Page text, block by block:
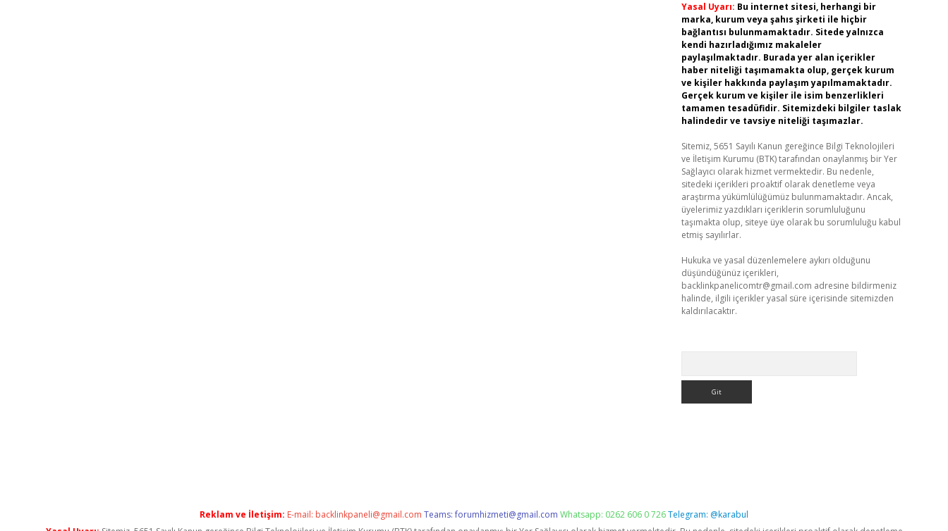
Yasal Uyarı: Bu internet sitesi, herhangi bir
marka, kurum veya şahıs şirketi ile hiçbir
bağlantısı bulunmamaktadır. Sitede yalnızca
kendi hazırladığımız makaleler
paylaşılmaktadır. Burada yer alan içerikler
haber niteliği taşımamakta olup, gerçek kurum
ve kişiler hakkında paylaşım yapılmamaktadır.
Gerçek kurum ve kişiler ile isim benzerlikleri
tamamen tesadüfidir. Sitemizdeki bilgiler taslak
halindedir ve tavsiye niteliği taşımazlar.
Sitemiz, 5651 Sayılı Kanun gereğince Bilgi Teknolojileri
ve İletişim Kurumu (BTK) tarafından onaylanmış bir Yer
Sağlayıcı olarak hizmet vermektedir. Bu nedenle,
sitedeki içerikleri proaktif olarak denetleme veya
araştırma yükümlülüğümüz bulunmamaktadır. Ancak,
üyelerimiz yazdıkları içeriklerin sorumluluğunu
taşımakta olup, siteye üye olarak bu sorumluluğu kabul
etmiş sayılırlar.
Hukuka ve yasal düzenlemelere aykırı olduğunu
düşündüğünüz içerikleri,
backlinkpanelicomtr@gmail.com adresine bildirmeniz
halinde, ilgili içerikler yasal süre içerisinde sitemizden
kaldırılacaktır.
Reklam ve İletişim: E-mail: backlinkpaneli@gmail.com Teams:forumhizmeti@gmail.com Whatsapp: 0262 606 0 726Telegram: @karabul